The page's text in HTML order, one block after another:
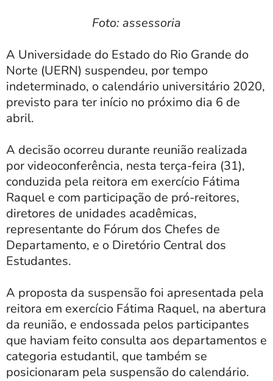
Foto: assessoria
A Universidade do Estado do Rio Grande do
Norte (UERN) suspendeu, por tempo
indeterminado, o calendário universitário 2020,
previsto para ter início no próximo dia 6 de
abril.
A decisão ocorreu durante reunião realizada
por videoconferência, nesta terça-feira (31),
conduzida pela reitora em exercício Fátima
Raquel e com participação de pró-reitores,
diretores de unidades acadêmicas,
representante do Fórum dos Chefes de
Departamento, e o Diretório Central dos
Estudantes.
A proposta da suspensão foi apresentada pela
reitora em exercício Fátima Raquel, na abertura
da reunião, e endossada pelos participantes
que haviam feito consulta aos departamentos e
categoria estudantil, que também se
posicionaram pela suspensão do calendário.